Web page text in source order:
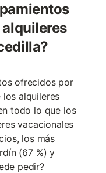
ofrecidos por
los alquileres
todo lo que los
vacacionales
los más
(67 %) y
pedir?